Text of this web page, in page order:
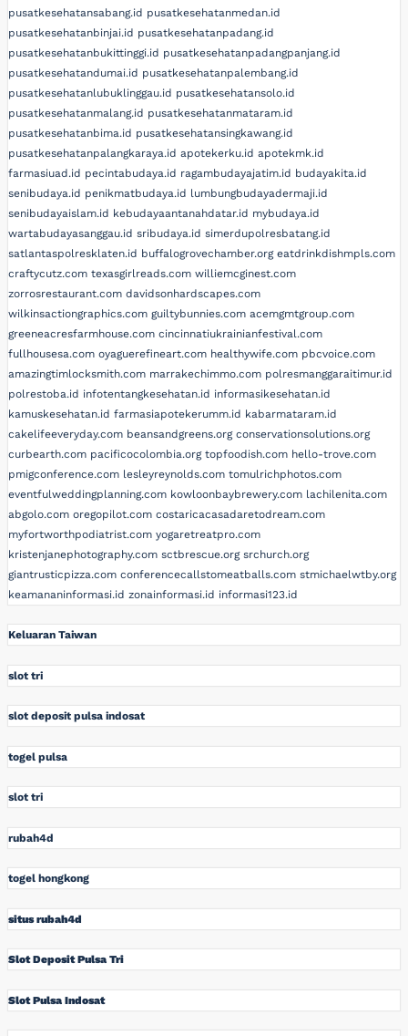
pusatkesehatansabang.id pusatkesehatanmedan.id
pusatkesehatanbinjai.id pusatkesehatanpadang.id
pusatkesehatanbukittinggi.id pusatkesehatanpadangpanjang.id
pusatkesehatandumai.id pusatkesehatanpalembang.id
pusatkesehatanlubuklinggau.id pusatkesehatansolo.id
pusatkesehatanmalang.id pusatkesehatanmataram.id
pusatkesehatanbima.id pusatkesehatansingkawang.id
pusatkesehatanpalangkaraya.id apotekerku.id apotekmk.id
farmasiuad.id pecintabudaya.id ragambudayajatim.id budayakita.id
senibudaya.id penikmatbudaya.id lumbungbudayadermaji.id
senibudayaislam.id kebudayaantanahdatar.id mybudaya.id
wartabudayasanggau.id sribudaya.id simerdupolresbatang.id
satlantaspolresklaten.id buffalogrovechamber.org eatdrinkdishmpls.com
craftycutz.com texasgirlreads.com williemcginest.com
zorrosrestaurant.com davidsonhardscapes.com
wilkinsactiongraphics.com guiltybunnies.com acemgmtgroup.com
greeneacresfarmhouse.com cincinnatiukrainianfestival.com
fullhousesa.com oyaguerefineart.com healthywife.com pbcvoice.com
amazingtimlocksmith.com marrakechimmo.com polresmanggaraitimur.id
polrestoba.id infotentangkesehatan.id informasikesehatan.id
kamuskesehatan.id farmasiapotekerumm.id kabarmataram.id
cakelifeeveryday.com beansandgreens.org conservationsolutions.org
curbearth.com pacificocolombia.org topfoodish.com hello-trove.com
pmigconference.com lesleyreynolds.com tomulrichphotos.com
eventfulweddingplanning.com kowloonbaybrewery.com lachilenita.com
abgolo.com oregopilot.com costaricacasadaretodream.com
myfortworthpodiatrist.com yogaretreatpro.com
kristenjanephotography.com sctbrescue.org srchurch.org
giantrusticpizza.com conferencecallstomeatballs.com stmichaelwtby.org
keamananinformasi.id zonainformasi.id informasi123.id
Keluaran Taiwan
slot tri
slot deposit pulsa indosat
togel pulsa
slot tri
rubah4d
togel hongkong
situs rubah4d
Slot Deposit Pulsa Tri
Slot Pulsa Indosat